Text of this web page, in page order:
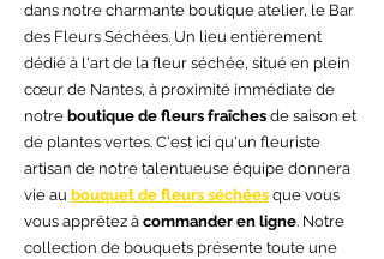
dans notre charmante boutique atelier, le Bar
des Fleurs Séchées. Un lieu entièrement
dédié à l'art de la fleur séchée, situé en plein
cœur de Nantes, à proximité immédiate de
notre boutique de fleurs fraîches de saison et
de plantes vertes. C'est ici qu'un fleuriste
artisan de notre talentueuse équipe donnera
vie au bouquet de fleurs séchées que vous
vous apprêtez à commander en ligne. Notre
collection de bouquets présente toute une